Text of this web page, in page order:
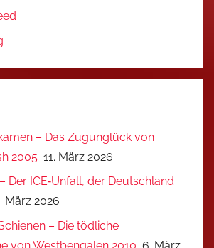
– Das Zugunglück von
2005 11. März 2026
Der ICE‑Unfall, der Deutschland
März 2026
– Die tödliche